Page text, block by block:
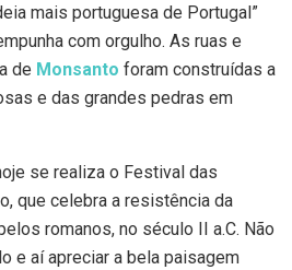
mais portuguesa de Portugal”
com orgulho. As ruas e
de Monsanto foram construídas a
e das grandes pedras em
se realiza o Festival das
que celebra a resistência da
romanos, no século II a.C. Não
e aí apreciar a bela paisagem